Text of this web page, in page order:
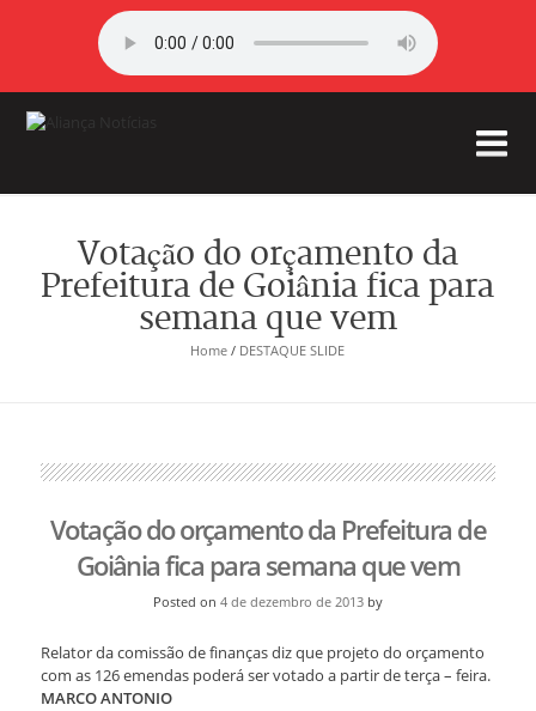
Votação do orçamento da
Prefeitura de Goiânia fica para
semana que vem
Home / DESTAQUE SLIDE
Votação do orçamento da Prefeitura de
Goiânia fica para semana que vem
Posted on 4 de dezembro de 2013 by
Relator da comissão de finanças diz que projeto do orçamento
com as 126 emendas poderá ser votado a partir de terça – feira.
MARCO ANTONIO